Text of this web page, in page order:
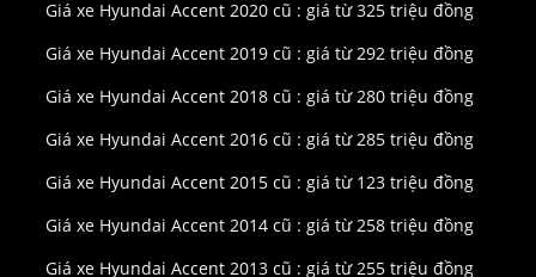
Giá xe Hyundai Accent 2020 cũ : giá từ 325 triệu đồng
Giá xe Hyundai Accent 2019 cũ : giá từ 292 triệu đồng
Giá xe Hyundai Accent 2018 cũ : giá từ 280 triệu đồng
Giá xe Hyundai Accent 2016 cũ : giá từ 285 triệu đồng
Giá xe Hyundai Accent 2015 cũ : giá từ 123 triệu đồng
Giá xe Hyundai Accent 2014 cũ : giá từ 258 triệu đồng
Giá xe Hyundai Accent 2013 cũ : giá từ 255 triệu đồng